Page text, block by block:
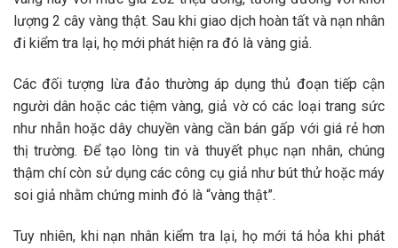
lượng 2 cây vàng thật. Sau khi giao dịch hoàn tất và nạn nhân
đi kiểm tra lại, họ mới phát hiện ra đó là vàng giả.
Các đối tượng lừa đảo thường áp dụng thủ đoạn tiếp cận
người dân hoặc các tiệm vàng, giả vờ có các loại trang sức
như nhẫn hoặc dây chuyền vàng cần bán gấp với giá rẻ hơn
thị trường. Để tạo lòng tin và thuyết phục nạn nhân, chúng
thậm chí còn sử dụng các công cụ giả như bút thử hoặc máy
soi giả nhằm chứng minh đó là “vàng thật”.
Tuy nhiên, khi nạn nhân kiểm tra lại, họ mới tá hỏa khi phát